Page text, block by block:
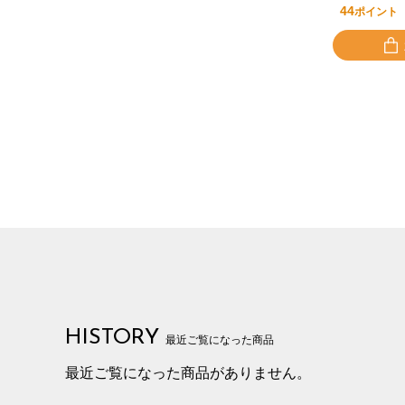
44ポイント
HISTORY 最近ご覧になった商品
最近ご覧になった商品がありません。